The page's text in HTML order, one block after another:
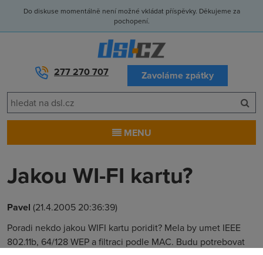
Do diskuse momentálně není možné vkládat příspěvky. Děkujeme za
pochopení.
277 270 707 Zavoláme zpátky
MENU
Jakou WI-FI kartu?
Pavel (21.4.2005 20:36:39)
Poradi nekdo jakou WIFI kartu poridit? Mela by umet IEEE
802.11b, 64/128 WEP a filtraci podle MAC. Budu potrebovat